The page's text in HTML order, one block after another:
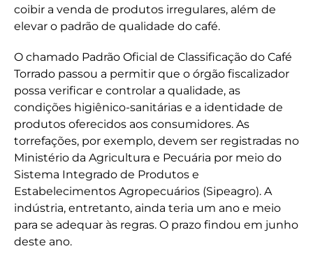
coibir a venda de produtos irregulares, além de
elevar o padrão de qualidade do café.
O chamado Padrão Oficial de Classificação do Café
Torrado passou a permitir que o órgão fiscalizador
possa verificar e controlar a qualidade, as
condições higiênico-sanitárias e a identidade de
produtos oferecidos aos consumidores. As
torrefações, por exemplo, devem ser registradas no
Ministério da Agricultura e Pecuária por meio do
Sistema Integrado de Produtos e
Estabelecimentos Agropecuários (Sipeagro). A
indústria, entretanto, ainda teria um ano e meio
para se adequar às regras. O prazo findou em junho
deste ano.